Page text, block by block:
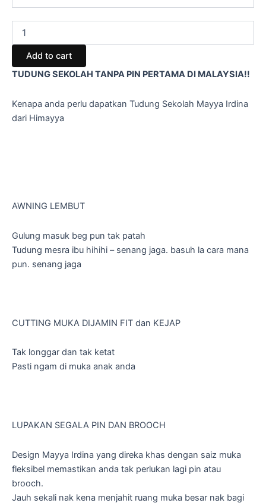
Add to cart
TUDUNG SEKOLAH TANPA PIN PERTAMA DI MALAYSIA!!
Kenapa anda perlu dapatkan Tudung Sekolah Mayya Irdina
dari Himayya
AWNING LEMBUT
Gulung masuk beg pun tak patah
Tudung mesra ibu hihihi – senang jaga. basuh la cara mana
pun. senang jaga
CUTTING MUKA DIJAMIN FIT dan KEJAP
Tak longgar dan tak ketat
Pasti ngam di muka anak anda
LUPAKAN SEGALA PIN DAN BROOCH
Design Mayya Irdina yang direka khas dengan saiz muka
fleksibel memastikan anda tak perlukan lagi pin atau
brooch.
Jauh sekali nak kena menjahit ruang muka besar nak bagi